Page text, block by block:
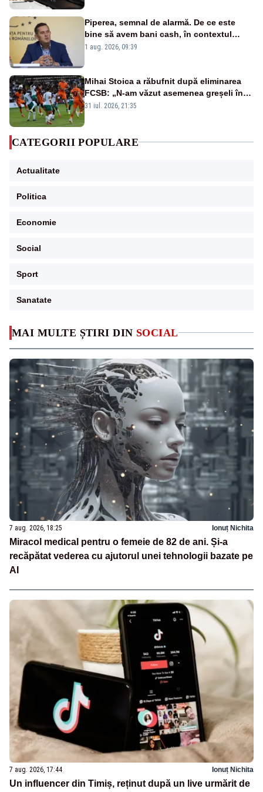
MAI MULTE ȘTIRI DIN SOCIAL
7 aug. 2026, 18:25 Ionuț Nichita
Miracol medical pentru o femeie de 82 de ani. Și-a
recăpătat vederea cu ajutorul unei tehnologii bazate pe
AI
7 aug. 2026, 17:44 Ionuț Nichita
Un influencer din Timiș, reținut după un live urmărit de
Piperea, semnal de alarmă. De ce este
bine să avem bani cash, în contextul
alertei energetice?
1 aug. 2026, 09:39
Mihai Stoica a răbufnit după eliminarea
FCSB: „N-am văzut asemenea greșeli în
190 de meciuri europene”
31 iul. 2026, 21:35
CATEGORII POPULARE
Actualitate
Politica
Economie
Social
Sport
Sanatate